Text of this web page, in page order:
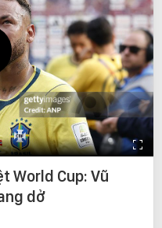
World Cup: Vũ
dở